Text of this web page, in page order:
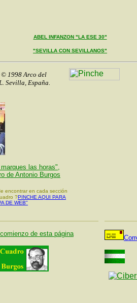
ABEL INFANZON "LA ESE 30"
"SEVILLA CON SEVILLANOS"
1998 Arco del
Sevilla, España.
las horas",
de Antonio Burgos
encontrar en cada sección
?PINCHE AQUI PARA
DE WEB"
de esta página